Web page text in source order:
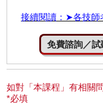
接續閱讀：➤各技師
免費諮詢／試
如對「本課程」有相關
*必填